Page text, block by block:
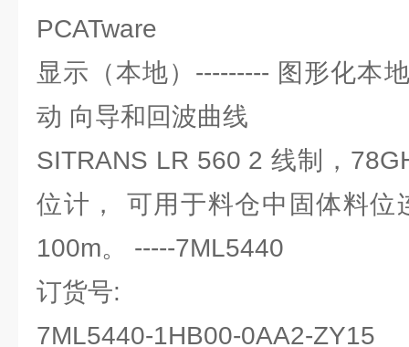
PCATware
显示（本地）--------- 图形化本
动 向导和回波曲线
SITRANS LR 560 2 线制，
位计， 可用于料仓中固体料位
100m。 -----7ML5440
订货号:
7ML5440-1HB00-0AA2-